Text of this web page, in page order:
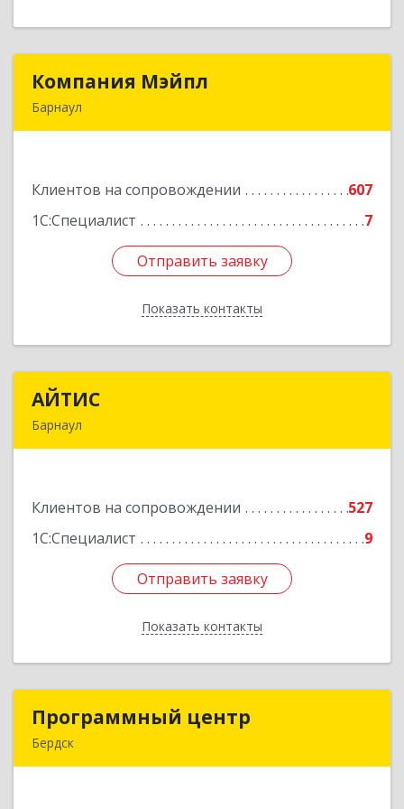
Компания Мэйпл
Барнаул
Клиентов на сопровождении
607
1С:Специалист
7
Отправить заявку
Показать контакты
Компания Мэйпл
Подробнее
Отправить заявку
Назад
АЙТИС
Барнаул
Клиентов на сопровождении
527
1С:Специалист
9
Отправить заявку
Показать контакты
Подробнее
Отправить заявку
Назад
Программный центр
Бердск
Программный центр